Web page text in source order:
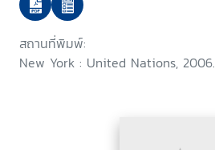
สถานที่พิมพ์:
New York : United Nations, 2006.